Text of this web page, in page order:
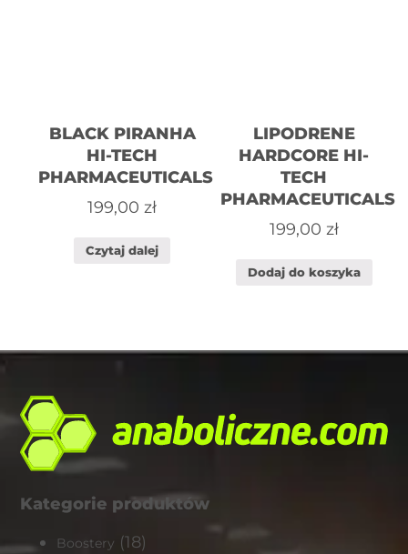
BLACK PIRANHA
HI-TECH
PHARMACEUTICALS
199,00zł
Czytaj dalej
LIPODRENE
HARDCORE HI-
TECH
PHARMACEUTICALS
199,00 zł
Dodaj do koszyka
Kategorie produktów
Boostery (18)